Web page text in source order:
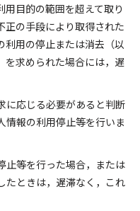
目的の範囲を超えて取り
正の手段により取得された
利用の停止または消去（以
を求められた場合には，遅
に応じる必要があると判断
情報の利用停止等を行いま
止等を行った場合，または
たときは，遅滞なく，これ